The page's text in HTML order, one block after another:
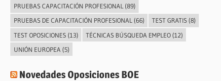
PRUEBAS CAPACITACIÓN PROFESIONAL(89)
PRUEBAS DE CAPACITACIÓN PROFESIONAL(66) TEST GRATIS(8)
TEST OPOSICIONES(13) TÉCNICAS BÚSQUEDA EMPLEO(12)
UNIÓN EUROPEA (5)
Novedades Oposiciones BOE